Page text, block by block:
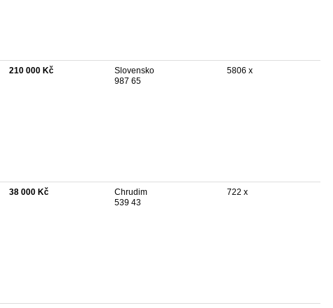
210 000 Kč
Slovensko
987 65
5806 x
38 000 Kč
Chrudim
539 43
722 x